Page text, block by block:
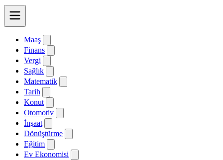
Maaş
Finans
Vergi
Sağlık
Matematik
Tarih
Konut
Otomotiv
İnşaat
Dönüştürme
Eğitim
Ev Ekonomisi